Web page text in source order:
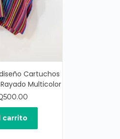
Cartuchos
Multicolor
500.00El
precio
actual
es:
carrito